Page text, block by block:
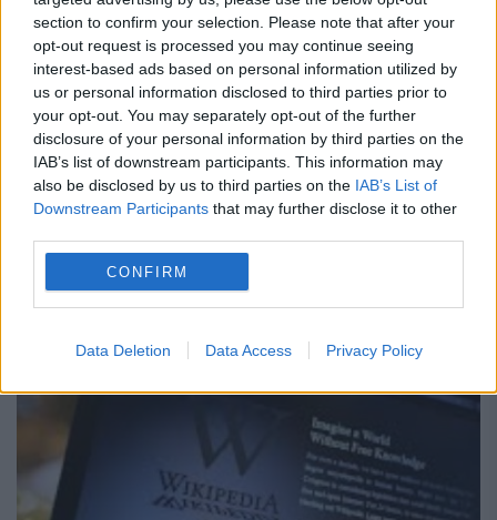
section to confirm your selection. Please note that after your
opt-out request is processed you may continue seeing
interest-based ads based on personal information utilized by
us or personal information disclosed to third parties prior to
your opt-out. You may separately opt-out of the further
disclosure of your personal information by third parties on the
IAB’s list of downstream participants. This information may
also be disclosed by us to third parties on the IAB’s List of
Downstream Participants that may further disclose it to other
CONFIRM
Data Deletion Data Access Privacy Policy
A fost înfiinţată comisia de anchetă
privind guvernul Cioloş
16 IANUARIE 2017
Plenul reunit al celor două Camere a
aprobat, luni, anchetarea de către comisiile
de buget ale Parlamentului a situaţiei
privind nerealizarea unor venituri de către